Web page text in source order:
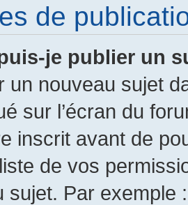
de
je publier un
un nouveau sujet
sur l’écran du
inscrit avant de
de vos
sujet. Par exemple